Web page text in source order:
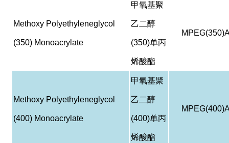
Methoxy Polyethyleneglycol
(350) Monoacrylate
甲氧基聚
乙二醇
(350)单丙
烯酸酯
Methoxy Polyethyleneglycol
(400) Monoacrylate
甲氧基聚
乙二醇
(400)单丙
烯酸酯